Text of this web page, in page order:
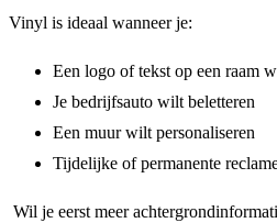
Vinyl is ideaal wanneer je:
Een logo of tekst op een raam
Je bedrijfsauto wilt beletteren
Een muur wilt personaliseren
Tijdelijke of permanente
Wil je eerst meer